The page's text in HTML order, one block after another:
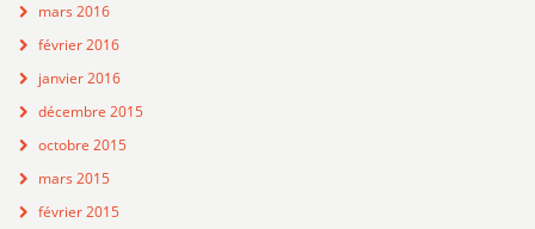
mars 2016
février 2016
janvier 2016
décembre 2015
octobre 2015
mars 2015
février 2015